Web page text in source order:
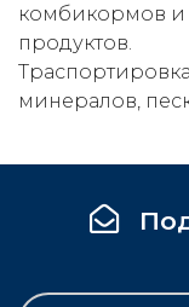
комбикормов и
продуктов.
минералов,